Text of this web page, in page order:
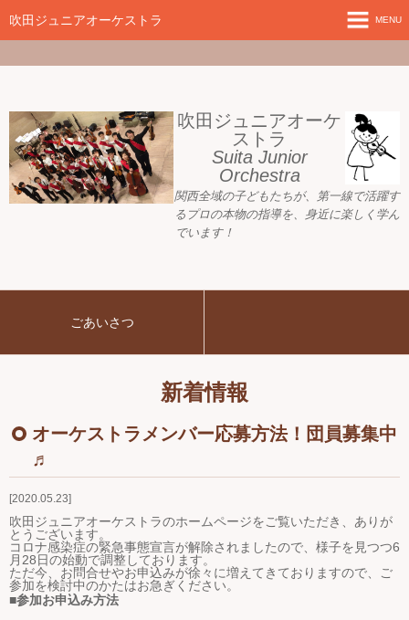
verification=nW1XDOjsXUeBk5Tr0WL2kTnlmTP78udH3yRHAbTSBv8
吹田ジュニアオーケストラ
吹田ジュニアオーケ
ストラ
Suita Junior
Orchestra
関西全域の子どもたちが、
第一線で活躍す
るプロの本物の指導を、身近に楽しく学ん
でいます！
MENU
ホーム
新着情報
活動目標
指導者ご紹介
プレジュニア クラス
Ｑ＆Ａ
お問い合わせ
ジュニアオケブログ
ごあいさつ
新着情報
2020.05.23
オーケストラメンバー応募方法！団員募集中
♬
吹田ジュニアオーケストラのホームページをご覧いただき、ありが
とうございます。
コロナ感染症の緊急事態宣言が解除されましたので、様子を見つつ6
月28日の始動で調整しております。
ただ今、お問合せやお申込みが徐々に増えてきておりますので、ご
参加を検討中のかたはお急ぎください。
■参加お申込み方法